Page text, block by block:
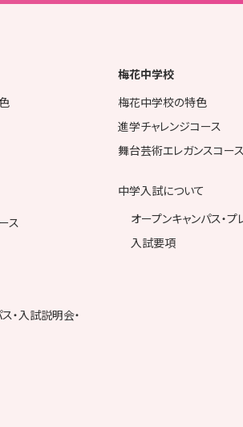
ス
・入試説明会・
梅花中学校
梅花中学校の特色
進学チャレンジコース
舞台芸術エレガンスコース
中学入試について
オープンキャンパス・
入試要項